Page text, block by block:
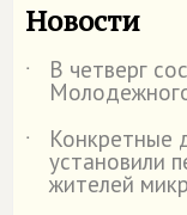
Новости
˙ В четверг
˙
Конкретные
установили
жителей